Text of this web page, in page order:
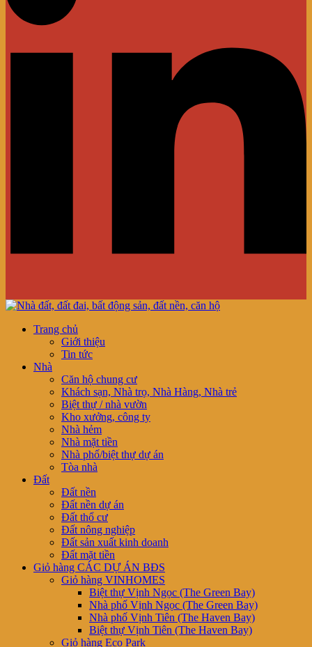
Trang chủ
Giới thiệu
Tin tức
Nhà
Căn hộ chung cư
Khách sạn, Nhà trọ, Nhà Hàng, Nhà trẻ
Biệt thự / nhà vườn
Kho xưởng, công ty
Nhà hẻm
Nhà mặt tiền
Nhà phố/biệt thự dự án
Tòa nhà
Đất
Đất nền
Đất nền dự án
Đất thổ cư
Đất nông nghiệp
Đất sản xuất kinh doanh
Đất mặt tiền
Giỏ hàng CÁC DỰ ÁN BĐS
Giỏ hàng VINHOMES
Biệt thự Vịnh Ngọc (The Green Bay)
Nhà phố Vịnh Ngọc (The Green Bay)
Nhà phố Vịnh Tiên (The Haven Bay)
Biệt thự Vịnh Tiên (The Haven Bay)
Giỏ hàng Eco Park